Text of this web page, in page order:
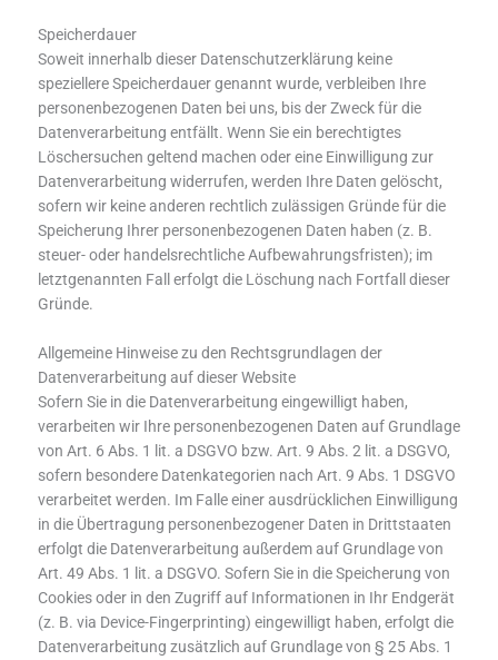
Speicherdauer
Soweit innerhalb dieser Datenschutzerklärung keine
speziellere Speicherdauer genannt wurde, verbleiben Ihre
personenbezogenen Daten bei uns, bis der Zweck für die
Datenverarbeitung entfällt. Wenn Sie ein berechtigtes
Löschersuchen geltend machen oder eine Einwilligung zur
Datenverarbeitung widerrufen, werden Ihre Daten gelöscht,
sofern wir keine anderen rechtlich zulässigen Gründe für die
Speicherung Ihrer personenbezogenen Daten haben (z. B.
steuer- oder handelsrechtliche Aufbewahrungsfristen); im
letztgenannten Fall erfolgt die Löschung nach Fortfall dieser
Gründe.
Allgemeine Hinweise zu den Rechtsgrundlagen der
Datenverarbeitung auf dieser Website
Sofern Sie in die Datenverarbeitung eingewilligt haben,
verarbeiten wir Ihre personenbezogenen Daten auf Grundlage
von Art. 6 Abs. 1 lit. a DSGVO bzw. Art. 9 Abs. 2 lit. a DSGVO,
sofern besondere Datenkategorien nach Art. 9 Abs. 1 DSGVO
verarbeitet werden. Im Falle einer ausdrücklichen Einwilligung
in die Übertragung personenbezogener Daten in Drittstaaten
erfolgt die Datenverarbeitung außerdem auf Grundlage von
Art. 49 Abs. 1 lit. a DSGVO. Sofern Sie in die Speicherung von
Cookies oder in den Zugriff auf Informationen in Ihr Endgerät
(z. B. via Device-Fingerprinting) eingewilligt haben, erfolgt die
Datenverarbeitung zusätzlich auf Grundlage von § 25 Abs. 1